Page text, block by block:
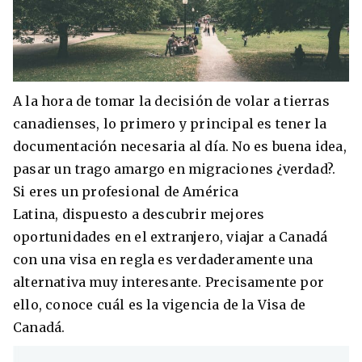
Australia permitirá la entrada de
estudiantes y trabajadores cualificados
vacunados contra el Covid-19
Agustina Fontirroig 23/11/2021
América
Brasil
Estados Unidos
Ecuador
México
VER TODOS LOS PAÍSES
Estudia Inglés frente al Mediterráneo
Estudia un Bachelor de IT en Cork
Condiciones
ENVIAR
A la hora de tomar la decisión de volar a tierras
canadienses, lo primero y principal es tener la
documentación necesaria al día. No es buena idea,
pasar un trago amargo en migraciones ¿verdad?.
Si eres un profesional de América
Latina, dispuesto a descubrir mejores
oportunidades en el extranjero, viajar a Canadá
con una visa en regla es verdaderamente una
alternativa muy interesante. Precisamente por
ello, conoce cuál es la vigencia de la Visa de
Canadá.